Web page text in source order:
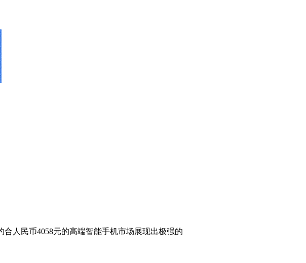
合人民币4058元的高端智能手机市场展现出极强的